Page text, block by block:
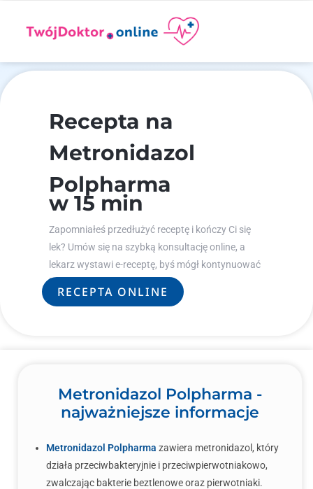
Recepta na
Metronidazol
Polpharma
w 15 min
Zapomniałeś przedłużyć receptę i kończy Ci się
lek? Umów się na szybką konsultację online, a
lekarz wystawi e-receptę, byś mógł kontynuować
leczenie.
RECEPTA ONLINE
Metronidazol Polpharma -
najważniejsze informacje
Metronidazol Polpharma zawiera metronidazol, który
działa przeciwbakteryjnie i przeciwpierwotniakowo,
zwalczając bakterie beztlenowe oraz pierwotniaki.